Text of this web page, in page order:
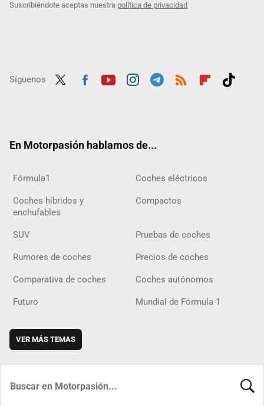
Suscribiéndote aceptas nuestra política de privacidad
Síguenos
En Motorpasión hablamos de...
Fórmula1 Coches eléctricos
Coches híbridos y
enchufables
Compactos
SUV Pruebas de coches
Rumores de coches Precios de coches
Comparativa de coches Coches autónomos
Futuro Mundial de Fórmula 1
VER MÁS TEMAS